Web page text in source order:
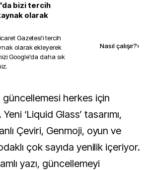
bizi tercih
olarak
Gazetesi'i tercih
olarak ekleyerek
Google'da daha sık
Nasıl çalışır?›
‘Liquid Glass’ tasarımı,
Çeviri, Genmoji, oyun ve
çok sayıda yenilik içeriyor.
yazı, güncellemeyi